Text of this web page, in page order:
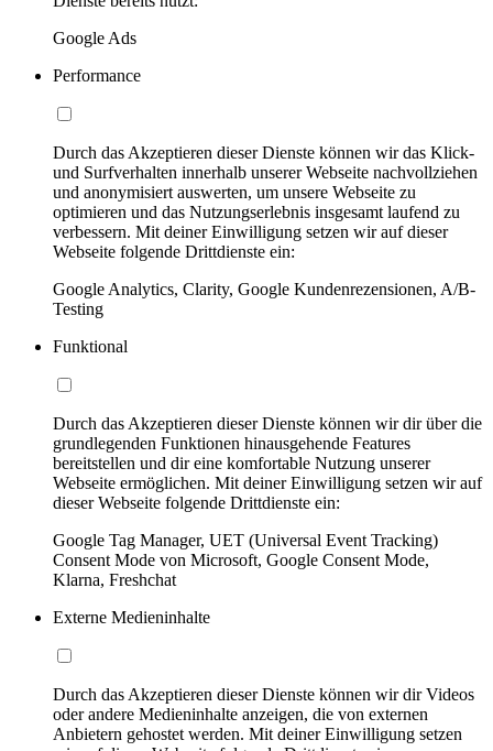
Google Ads
Performance
Durch das Akzeptieren dieser Dienste können wir das Klick-
und Surfverhalten innerhalb unserer Webseite nachvollziehen
und anonymisiert auswerten, um unsere Webseite zu
optimieren und das Nutzungserlebnis insgesamt laufend zu
verbessern. Mit deiner Einwilligung setzen wir auf dieser
Webseite folgende Drittdienste ein:
Google Analytics, Clarity, Google Kundenrezensionen, A/B-
Testing
Funktional
Durch das Akzeptieren dieser Dienste können wir dir über die
grundlegenden Funktionen hinausgehende Features
bereitstellen und dir eine komfortable Nutzung unserer
Webseite ermöglichen. Mit deiner Einwilligung setzen wir auf
dieser Webseite folgende Drittdienste ein:
Google Tag Manager, UET (Universal Event Tracking)
Consent Mode von Microsoft, Google Consent Mode,
Klarna, Freshchat
Externe Medieninhalte
Durch das Akzeptieren dieser Dienste können wir dir Videos
oder andere Medieninhalte anzeigen, die von externen
Anbietern gehostet werden. Mit deiner Einwilligung setzen